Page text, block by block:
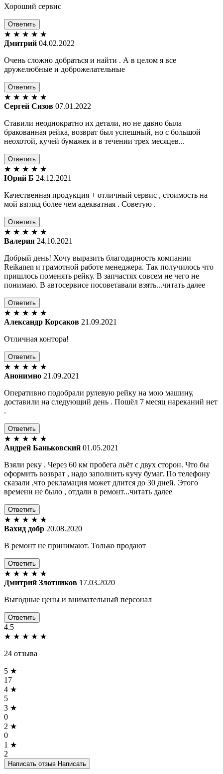
Хороший сервис
Ответить
★ ★ ★ ★ ★
Дмитрий 04.02.2022
Очень сложно добраться и найти . А в целом я все
дружелюбные и доброжелательные
Ответить
★ ★ ★ ★ ★
Сергей Сизов 07.01.2022
Ставили неоднократно их детали, но не давно была
бракованная рейка, возврат был успешный, но с большой
неохотой, кучей бумажек и в течении трех месяцев...
Ответить
★ ★ ★ ★ ★
Юрий Б 24.12.2021
Качественная продукция + отличный сервис , стоимость на
мой взгляд более чем адекватная . Советую .
Ответить
★ ★ ★ ★ ★
Валерия 24.10.2021
Добрый день! Хочу выразить благодарность компании
Reikanen и грамотной работе менеджера. Так получилось что
пришлось поменять рейку. В запчастях совсем не чего не
понимаю. В автосервисе посоветавали взять...читать далее
Ответить
★ ★ ★ ★ ★
Александр Корсаков 21.09.2021
Отличная контора!
Ответить
★ ★ ★ ★ ★
Анонимно 21.09.2021
Оперативно подобрали рулевую рейку на мою машину,
доставили на следующий день . Пошёл 7 месяц нареканий нет
.
Ответить
★ ★ ★ ★ ★
Андрей Баньковский 01.05.2021
Взяли реку . Через 60 км пробега льёт с двух сторон. Что бы
оформить возврат , надо заполнить кучу бумаг. По телефону
сказали ,что рекламация может длится до 30 дней. Этого
времени не было , отдали в ремонт...читать далее
Ответить
★ ★ ★ ★ ★
Вахид добр 20.08.2020
В ремонт не принимают. Только продают
Ответить
★ ★ ★ ★ ★
Дмитрий Злотников 17.03.2020
Выгодные цены и внимательный персонал
Ответить
4.5
★ ★ ★ ★ ★
24 отзыва
5 ★
17
4 ★
5
3 ★
0
2 ★
0
1 ★
2
Написать отзыв Написать